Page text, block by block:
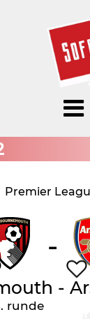
Premier
-
-
runde